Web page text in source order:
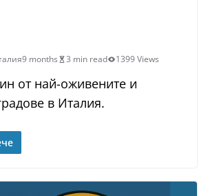
9 months 3 min read 1399 Views
от най-оживените и
в Италия.